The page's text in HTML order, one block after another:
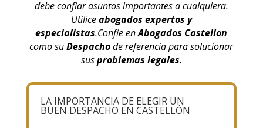
debe confiar asuntos importantes a cualquiera.
Utiliceabogados expertos y
especialistas.Confie enAbogados Castellon
como suDespachode referencia para solucionar
susproblemas legales.
LA IMPORTANCIA DE ELEGIR UN
BUEN DESPACHO EN CASTELLÓN